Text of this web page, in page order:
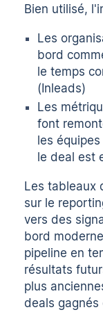
Bien utilisé,
Les
bord
le temps
(Inleads)
Les
font
les
le deal est
Les tableaux
sur le
vers des
bord
pipeline en
résultats
plus
deals gagnés